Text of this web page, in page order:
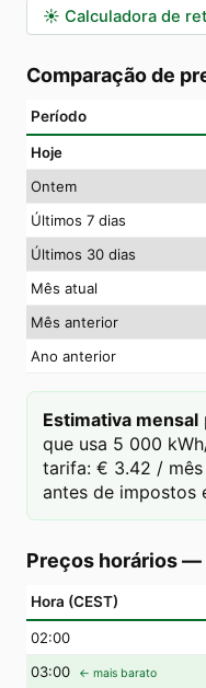
☀️ Calculadora de
Comparação de
Período
Hoje
Ontem
Últimos 7 dias
Últimos 30 dias
Mês atual
Mês anterior
Ano anterior
Estimativa mensal
que usa 5 000
tarifa: € 3.42 /
antes de impostos
Preços horários —
Hora (CEST)
02:00
03:00 ← mais barato